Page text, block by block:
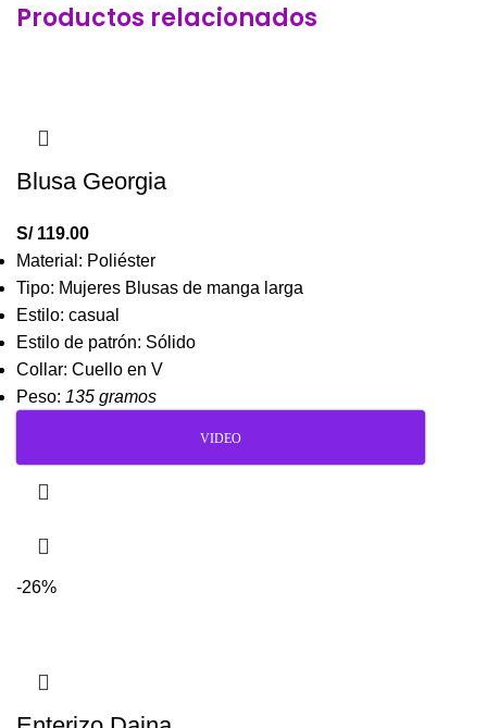
Productos relacionados
Blusa Georgia
S/119.00
Material: Poliéster
Tipo: Mujeres Blusas de manga larga
Estilo: casual
Estilo de patrón: Sólido
Collar: Cuello en V
Peso: 135 gramos
VIDEO
-26%